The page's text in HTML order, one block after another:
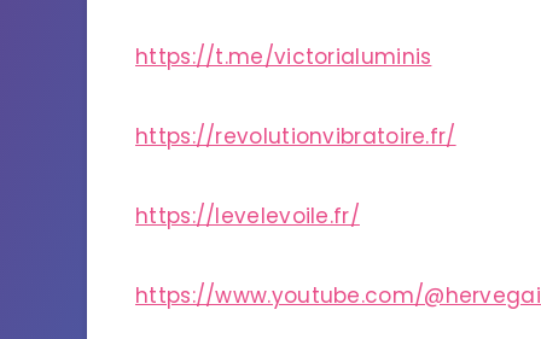
https://t.me/victorialuminis
https://revolutionvibratoire.fr/
https://levelevoile.fr/
https://www.youtube.com/